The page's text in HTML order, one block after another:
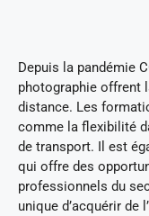
Depuis la pandémie
photographie offrent
distance. Les
comme la flexibilité
de transport. Il est
qui offre des
professionnels du
unique d’acquérir de